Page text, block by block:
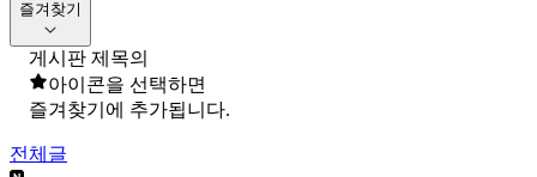
즐겨찾기
게시판 제목의
아이콘을 선택하면
즐겨찾기에 추가됩니다.
전체글